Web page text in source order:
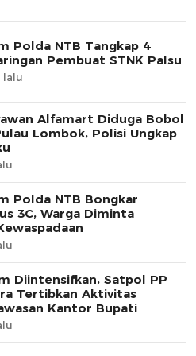
Polda NTB Tangkap 4
Pembuat STNK Palsu
lalu
Alfamart Diduga Bobol
Lombok, Polisi Ungkap
Polda NTB Bongkar
3C, Warga Diminta
Diintensifkan, Satpol PP
Tertibkan Aktivitas
Kantor Bupati